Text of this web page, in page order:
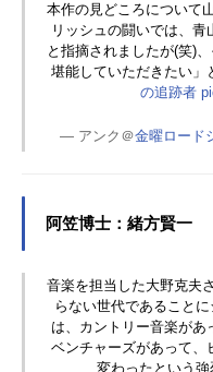
本作の見どころについて
リッシュの闘いでは、青
と指摘されましたが(笑)
堪能していただきたい」
の追跡者
— アンク＠金曜ロード
阿笠博士：緒方賢一
音楽を担当した大野克夫
らない世代であること
は、カントリー音楽があ
ベンチャーズがあって、
変わったという